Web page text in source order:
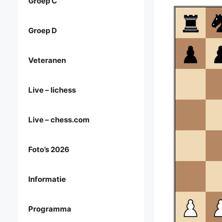
Groep D
Veteranen
Live – lichess
Live – chess.com
Foto’s 2026
Informatie
Programma